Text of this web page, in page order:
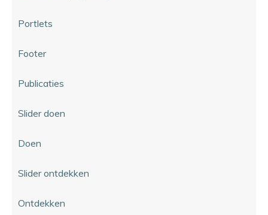
Portlets
Footer
Publicaties
Slider doen
Doen
Slider ontdekken
Ontdekken